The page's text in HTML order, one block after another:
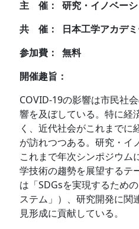
主 催： 研究・イノベーシ
共 催： 日本工学アカデ
参加費： 無料
開催趣旨：
COVID-19の影響は市民社
響を及ぼしている。特に経
く、近代社会がこれまでに
が訪れつつある。研究・イ
これまで年次シンポジウム
学技術の趨勢を展望するテ
は「SDGsを実現するため
ステム」）、研究開発に関
見形成に貢献している。